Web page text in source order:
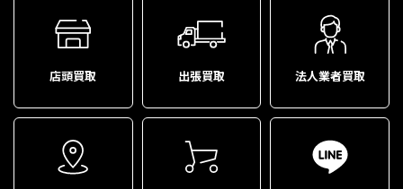
店頭買取 出張買取 法人業者買取